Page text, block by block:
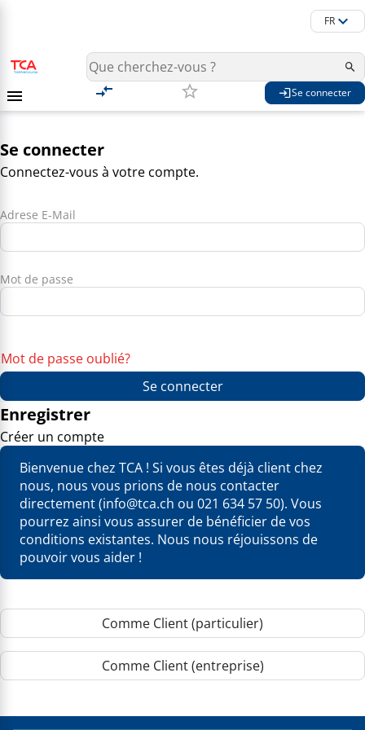
FR
Se connecter
Se connecter
Connectez-vous à votre compte.
Adrese E-Mail
Mot de passe
Mot de passe oublié?
Se connecter
Enregistrer
Créer un compte
Bienvenue chez TCA ! Si vous êtes déjà client chez
nous, nous vous prions de nous contacter
directement (info@tca.ch ou 021 634 57 50). Vous
pourrez ainsi vous assurer de bénéficier de vos
conditions existantes. Nous nous réjouissons de
pouvoir vous aider !
Comme Client (particulier)
Comme Client (entreprise)